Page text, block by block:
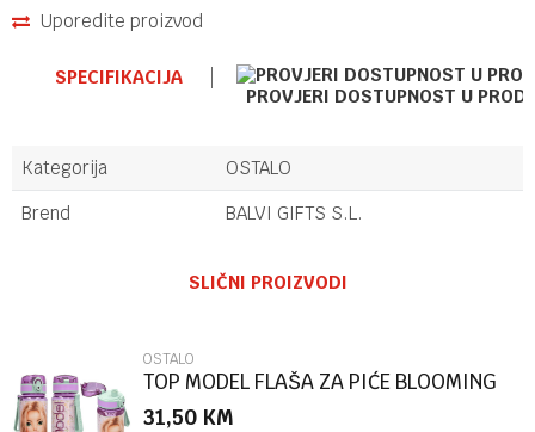
Uporedite proizvod
SPECIFIKACIJA
PROVJERI DOSTUPNOST U
Kategorija
OSTALO
Brend
BALVI GIFTS S.L.
Poruka
SLIČNI PROIZVODI
OSTALO
TOP MODEL FLAŠA ZA PIĆE BLOOMING
KITTY
31,50 KM